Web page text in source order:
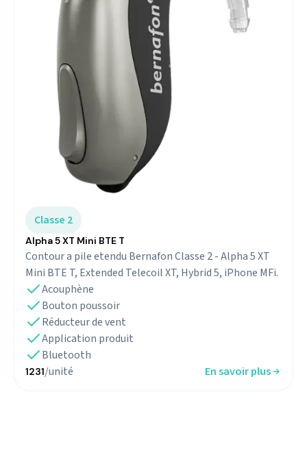
Classe 2
Alpha 5 XT Mini BTE T
Contour a pile etendu Bernafon Classe 2 - Alpha 5 XT
Mini BTE T, Extended Telecoil XT, Hybrid 5, iPhone MFi.
Acouphène
Bouton poussoir
Réducteur de vent
Application produit
Bluetooth
1231/unité En savoir plus